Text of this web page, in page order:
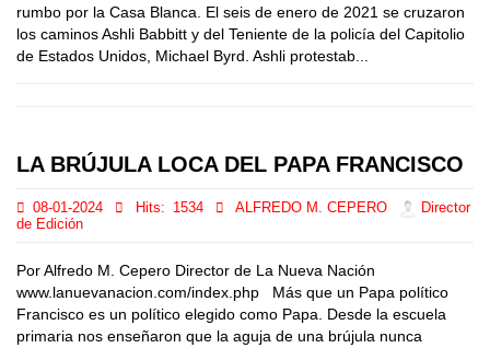
rumbo por la Casa Blanca. El seis de enero de 2021 se cruzaron
los caminos Ashli Babbitt y del Teniente de la policía del Capitolio
de Estados Unidos, Michael Byrd. Ashli protestab...
LA BRÚJULA LOCA DEL PAPA FRANCISCO
08-01-2024 Hits: 1534 ALFREDO M. CEPERO
Director
de Edición
Por Alfredo M. Cepero Director de La Nueva Nación
www.lanuevanacion.com/index.php Más que un Papa político
Francisco es un político elegido como Papa. Desde la escuela
primaria nos enseñaron que la aguja de una brújula nunca